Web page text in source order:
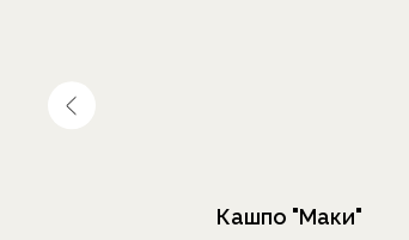
Кашпо "Маки"